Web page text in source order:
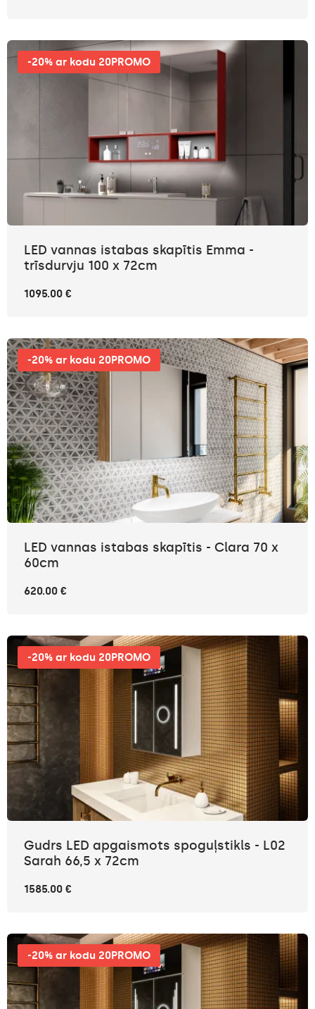
-20% ar kodu 20PROMO
LED vannas istabas skapītis Emma -
trīsdurvju 100 x 72cm
1095.00 €
-20% ar kodu 20PROMO
LED vannas istabas skapītis - Clara 70 x
60cm
620.00 €
-20% ar kodu 20PROMO
Gudrs LED apgaismots spoguļstikls - L02
Sarah 66,5 x 72cm
1585.00 €
-20% ar kodu 20PROMO